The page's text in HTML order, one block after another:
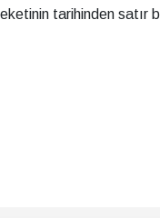
tarihinden satır